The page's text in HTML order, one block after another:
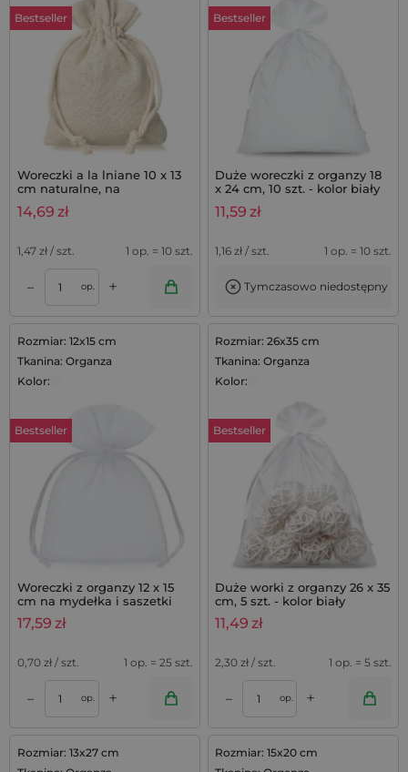
Bestseller
Woreczki a la lniane 10 x 13
cm naturalne, na
podziękowania z lawendą -
10 szt.
14,69 zł
1,47 zł / szt. 1 op. = 10 szt.
– op. +
Bestseller
Duże woreczki z organzy 18
x 24 cm, 10 szt. - kolor biały
11,59 zł
1,16 zł / szt. 1 op. = 10 szt.
Tymczasowo niedostępny
Rozmiar: 12x15 cm
Tkanina: Organza
Kolor:
Bestseller
Woreczki z organzy 12 x 15
cm na mydełka i saszetki
lawendowe - 25 szt.
17,59 zł
0,70 zł / szt. 1 op. = 25 szt.
– op. +
Rozmiar: 26x35 cm
Tkanina: Organza
Kolor:
Bestseller
Duże worki z organzy 26 x 35
cm, 5 szt. - kolor biały
11,49 zł
2,30 zł / szt. 1 op. = 5 szt.
– op. +
Rozmiar: 13x27 cm
Rozmiar: 15x20 cm